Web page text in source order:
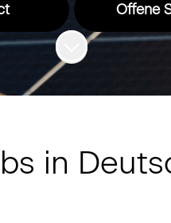
Offene
Zum Inhalt
in